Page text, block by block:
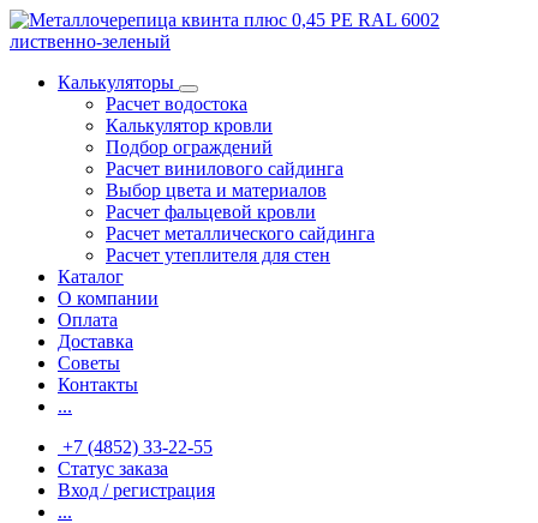
Калькуляторы
Расчет водостока
Калькулятор кровли
Подбор ограждений
Расчет винилового сайдинга
Выбор цвета и материалов
Расчет фальцевой кровли
Расчет металлического сайдинга
Расчет утеплителя для стен
Каталог
О компании
Оплата
Доставка
Советы
Контакты
...
+7 (4852) 33-22-55
Статус заказа
Вход / регистрация
...